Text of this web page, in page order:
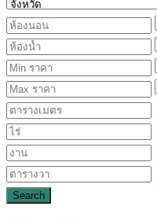
Search